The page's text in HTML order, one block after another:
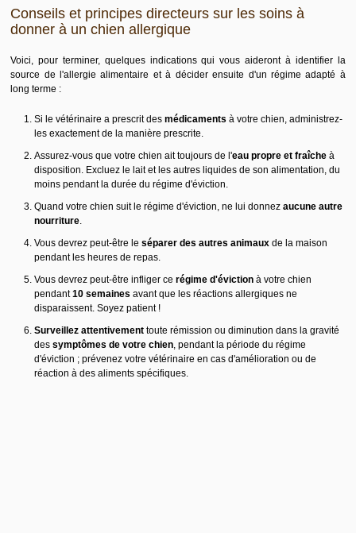
Conseils et principes directeurs sur les soins à
donner à un chien allergique
Voici, pour terminer, quelques indications qui vous aideront à identifier la
source de l'allergie alimentaire et à décider ensuite d'un régime adapté à
long terme :
Si le vétérinaire a prescrit desmédicaments à votre chien, administrez-
les exactement de la manière prescrite.
Assurez-vous que votre chien ait toujours de l'eau propre et fraîche à
disposition. Excluez le lait et les autres liquides de son alimentation, du
moins pendant la durée du régime d'éviction.
Quand votre chien suit le régime d'éviction, ne lui donnezaucune autre
nourriture.
Vous devrez peut-être leséparer des autres animaux de la maison
pendant les heures de repas.
Vous devrez peut-être infliger cerégime d'éviction à votre chien
pendant10 semaines avant que les réactions allergiques ne
disparaissent. Soyez patient !
Surveillez attentivement toute rémission ou diminution dans la gravité
dessymptômes de votre chien, pendant la période du régime
d'éviction ; prévenez votre vétérinaire en cas d'amélioration ou de
réaction à des aliments spécifiques.